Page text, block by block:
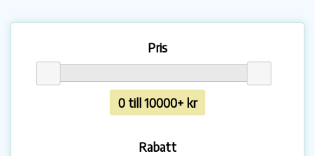
Pris
0 till 10000+ kr
Rabatt